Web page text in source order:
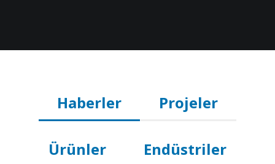
Haberler Projeler
Ürünler Endüstriler